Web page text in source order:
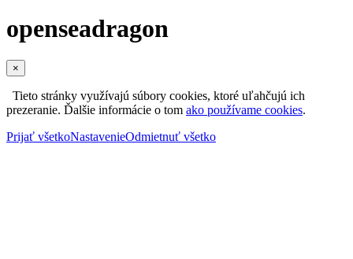
openseadragon
×
Tieto stránky využívajú súbory cookies, ktoré uľahčujú ich
prezeranie. Ďalšie informácie o tom ako používame cookies.
Prijať všetkoNastavenieOdmietnuť všetko